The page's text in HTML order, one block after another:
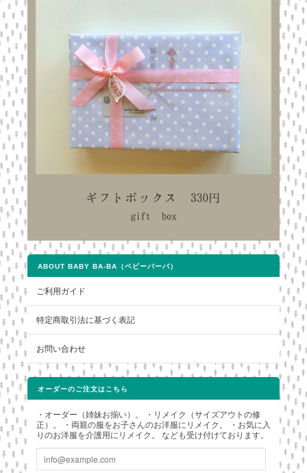
ABOUT BABY BA-BA（ベビーバーバ）
ご利用ガイド
特定商取引法に基づく表記
お問い合わせ
オーダーのご注文はこちら
・オーダー（姉妹お揃い）。 ・リメイク（サイズアウトの修
正）。 ・両親の服をお子さんのお洋服にリメイク。 ・お気に入
りのお洋服を介護用にリメイク。 なども受け付けております。